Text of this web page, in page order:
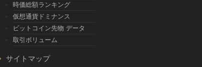
時価総額ランキング
仮想通貨ドミナンス
ビットコイン先物 データ
取引ボリューム
サイトマップ